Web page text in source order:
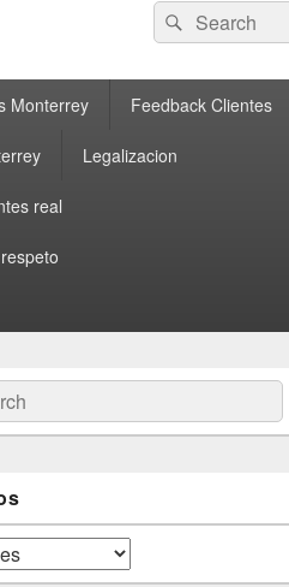
Search
for:
Search
Monterrey Feedback Clientes
Legalizacion
real